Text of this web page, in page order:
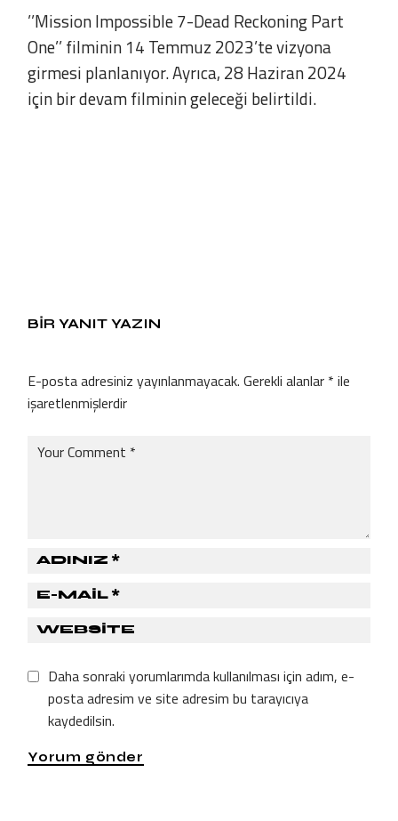
’’Mission Impossible 7-Dead Reckoning Part
One’’ filminin 14 Temmuz 2023’te vizyona
girmesi planlanıyor. Ayrıca, 28 Haziran 2024
için bir devam filminin geleceği belirtildi.
BIR YANIT YAZIN
E-posta adresiniz yayınlanmayacak. Gerekli alanlar * ile
işaretlenmişlerdir
Daha sonraki yorumlarımda kullanılması için adım, e-
posta adresim ve site adresim bu tarayıcıya
kaydedilsin.
Yorum gönder